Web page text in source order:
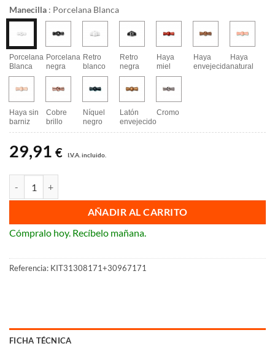
Manecilla : Porcelana Blanca
Porcelana
Blanca
Porcelana
negra
Retro
blanco
Retro
negra
Haya
miel
Haya
envejecida
Haya
natural
Haya sin
barniz
Cobre
brillo
Níquel
negro
Latón
envejecido
Cromo
29,91 € I.V.A. incluido.
AÑADIR AL CARRITO
Cómpralo hoy. Recíbelo mañana.
Referencia: KIT31308171+30967171
FICHA TÉCNICA